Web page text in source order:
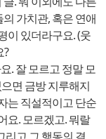
가치관, 혹은 연애
이 있더라구요. (웃
?
. 잘 모르고 정말 모
면 금방 지루해지
는 직설적이고 단순
요. 모르겠고. 뭐랄